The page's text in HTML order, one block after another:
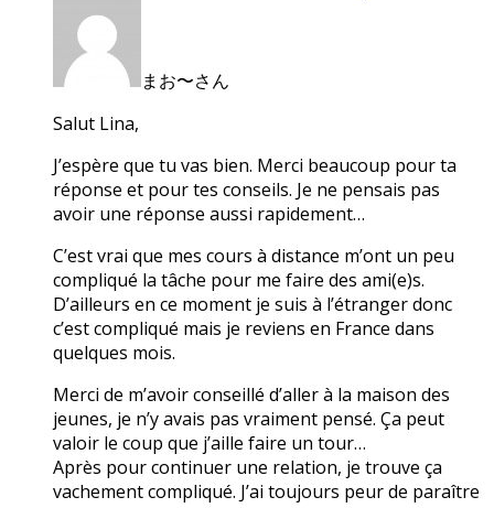
まお〜さん
Salut Lina,
J’espère que tu vas bien. Merci beaucoup pour ta
réponse et pour tes conseils. Je ne pensais pas
avoir une réponse aussi rapidement…
C’est vrai que mes cours à distance m’ont un peu
compliqué la tâche pour me faire des ami(e)s.
D’ailleurs en ce moment je suis à l’étranger donc
c’est compliqué mais je reviens en France dans
quelques mois.
Merci de m’avoir conseillé d’aller à la maison des
jeunes, je n’y avais pas vraiment pensé. Ça peut
valoir le coup que j’aille faire un tour…
Après pour continuer une relation, je trouve ça
vachement compliqué. J’ai toujours peur de paraître